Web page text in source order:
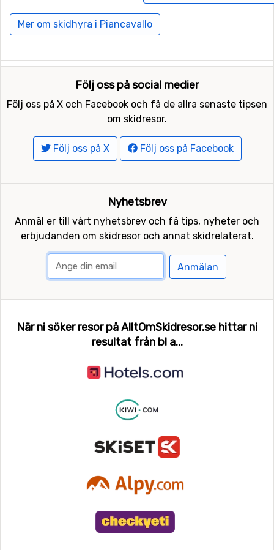
Skidorter i närheten av Piancavallo
kilometers avstånd).
Mer om skidhyra i Piancavallo
Följ oss på social medier
Följ oss på X och Facebook och få de allra senaste tipsen
om skidresor.
Följ oss på X Följ oss på Facebook
Nyhetsbrev
Anmäl er till vårt nyhetsbrev och få tips, nyheter och
erbjudanden om skidresor och annat skidrelaterat.
Anmälan
När ni söker resor på AlltOmSkidresor.se hittar ni
resultat från bl a...